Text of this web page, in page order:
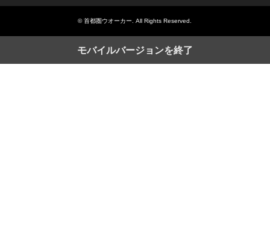
©首都圏ウオーカー. All Rights Reserved.
モバイルバージョンを終了